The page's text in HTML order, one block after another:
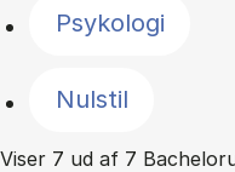
Psykologi
Nulstil
Viser 7 ud af 7